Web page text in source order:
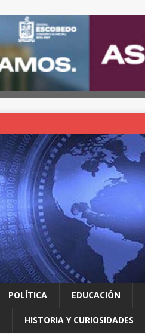
POLÍTICA EDUCACIÓN
HISTORIA Y CURIOSIDADES